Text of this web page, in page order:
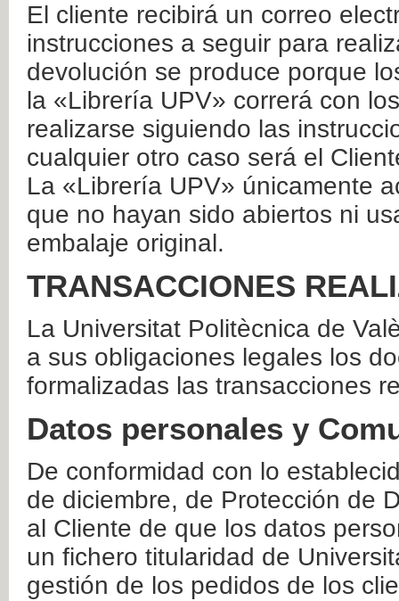
El cliente recibirá un correo
instrucciones a seguir para
devolución se produce porque
la «Librería UPV» correrá con
realizarse siguiendo las
cualquier otro caso será el
La «Librería UPV» únicamente
que no hayan sido abiertos ni
embalaje original.
TRANSACCIONES
La Universitat Politècnica de
a sus obligaciones legales los
formalizadas las transacciones
Datos personales y
De conformidad con lo
de diciembre, de Protección de
al Cliente de que los datos
un fichero titularidad de
gestión de los pedidos de los